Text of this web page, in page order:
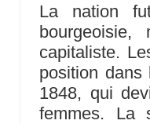
La nation
capitaliste.
position dans
1848, qui
femmes. La